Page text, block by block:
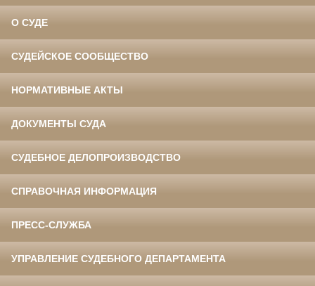
О СУДЕ
СУДЕЙСКОЕ СООБЩЕСТВО
НОРМАТИВНЫЕ АКТЫ
ДОКУМЕНТЫ СУДА
СУДЕБНОЕ ДЕЛОПРОИЗВОДСТВО
СПРАВОЧНАЯ ИНФОРМАЦИЯ
ПРЕСС-СЛУЖБА
УПРАВЛЕНИЕ СУДЕБНОГО ДЕПАРТАМЕНТА